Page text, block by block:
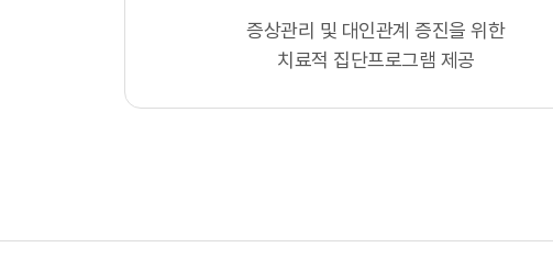
증상관리 및 대인관계 증진을 위한
치료적 집단프로그램 제공